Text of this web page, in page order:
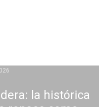
la histórica